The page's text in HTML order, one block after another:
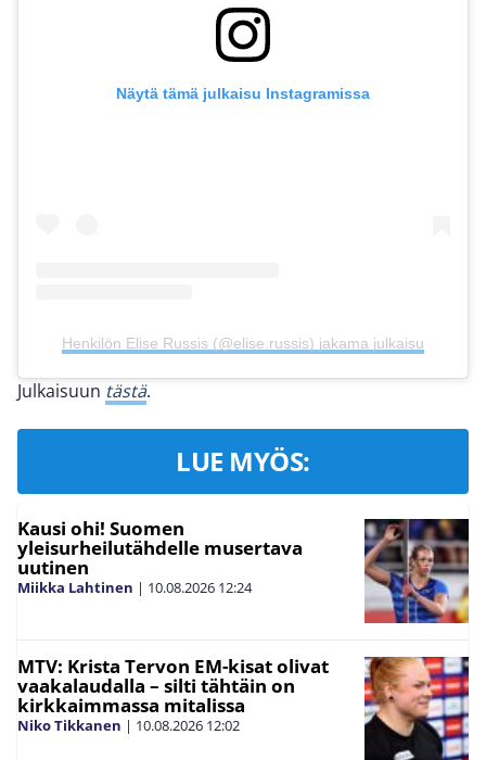
Näytä tämä julkaisu Instagramissa
Henkilön Elise Russis (@elise.russis) jakama julkaisu
Julkaisuun tästä.
LUE MYÖS:
Kausi ohi! Suomen
yleisurheilutähdelle musertava
uutinen
Miikka Lahtinen | 10.08.2026 12:24
MTV: Krista Tervon EM-kisat olivat
vaakalaudalla – silti tähtäin on
kirkkaimmassa mitalissa
Niko Tikkanen | 10.08.2026 12:02